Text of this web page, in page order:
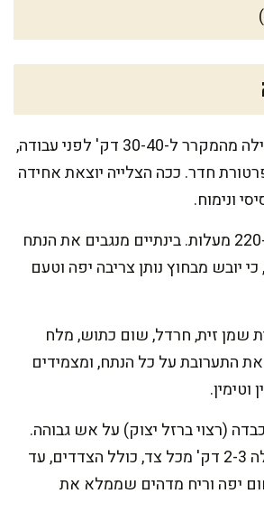
מוציאים את הפילה מהמקרר ל-30-40 דק' לפני עבודה,
חדר. ככה הצלייה יוצאת אחידה
ונימוח.
מחממים תנור ל-220 מעלות. בינתיים מנגבים את הנתח
כי יובש מבחוץ נותן צריבה יפה וטעם
שמן זית, חרדל, שום כתוש, מלח
התערובת על כל הנתח, ומצמידים
וטימין.
(רצוי ברזל יצוק) על אש גבוהה.
צורבים את הפילה 2-3 דק' מכל צד, כולל הצדדים, עד
יפה וריח מדהים שממלא את